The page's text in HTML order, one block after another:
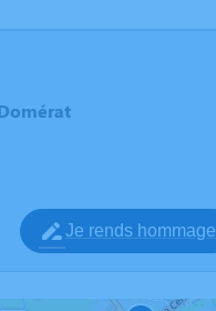
Je rends hommage